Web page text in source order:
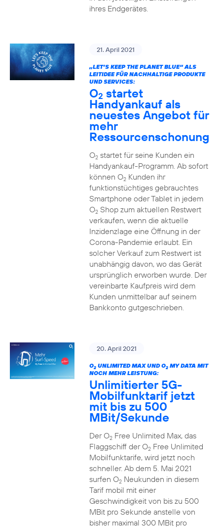
ihres Endgerätes.
21. April 2021
„LET’S KEEP THE PLANET BLUE“ ALS
LEITIDEE FÜR NACHHALTIGE PRODUKTE
UND SERVICES:
O2 startet
Handyankauf als
neuestes Angebot für
mehr
Ressourcenschonung
O2startet für seine Kunden ein
Handyankauf-Programm. Ab sofort
können O2Kunden ihr
funktionstüchtiges gebrauchtes
Smartphone oder Tablet in jedem
O2Shop zum aktuellen Restwert
verkaufen, wenn die aktuelle
Inzidenzlage eine Öffnung in der
Corona-Pandemie erlaubt. Ein
solcher Verkauf zum Restwert ist
unabhängig davon, wo das Gerät
ursprünglich erworben wurde. Der
vereinbarte Kaufpreis wird dem
Kunden unmittelbar auf seinem
Bankkonto gutgeschrieben.
20. April 2021
O2UNLIMITED MAX UND O2MY DATA MIT
NOCH MEHR LEISTUNG:
Unlimitierter 5G-
Mobilfunktarif jetzt
mit bis zu 500
MBit/Sekunde
Der O2Free Unlimited Max, das
Flaggschiff der O2Free Unlimited
Mobilfunktarife, wird jetzt noch
schneller. Ab dem 5. Mai 2021
surfen O2Neukunden in diesem
Tarif mobil mit einer
Geschwindigkeit von bis zu 500
MBit pro Sekunde anstelle von
bisher maximal 300 MBit pro